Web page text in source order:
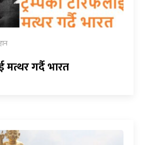
मत्थर गर्दै भारत